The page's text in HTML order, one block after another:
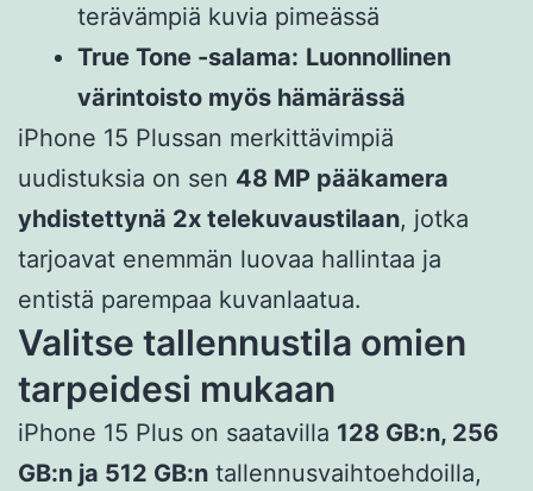
terävämpiä kuvia pimeässä
True Tone -salama: Luonnollinen
värintoisto myös hämärässä
iPhone 15 Plussan merkittävimpiä
uudistuksia on sen 48 MP pääkamera
yhdistettynä 2x telekuvaustilaan, jotka
tarjoavat enemmän luovaa hallintaa ja
entistä parempaa kuvanlaatua.
Valitse tallennustila omien
tarpeidesi mukaan
iPhone 15 Plus on saatavilla 128 GB:n, 256
GB:n ja 512 GB:n tallennusvaihtoehdoilla,